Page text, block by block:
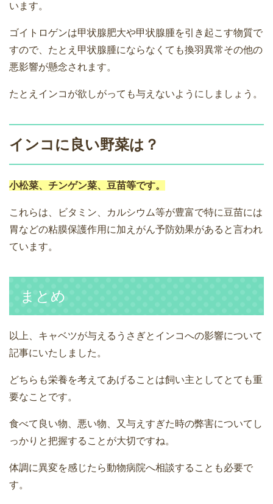
います。
ゴイトロゲンは甲状腺肥大や甲状腺腫を引き起こす物質で
すので、たとえ甲状腺腫にならなくても換羽異常その他の
悪影響が懸念されます。
たとえインコが欲しがっても与えないようにしましょう。
インコに良い野菜は？
小松菜、チンゲン菜、豆苗等です。
これらは、ビタミン、カルシウム等が豊富で特に豆苗には
胃などの粘膜保護作用に加えがん予防効果があると言われ
ています。
まとめ
以上、キャベツが与えるうさぎとインコへの影響について
記事にいたしました。
どちらも栄養を考えてあげることは飼い主としてとても重
要なことです。
食べて良い物、悪い物、又与えすぎた時の弊害についてし
っかりと把握することが大切ですね。
体調に異変を感じたら動物病院へ相談することも必要で
す。